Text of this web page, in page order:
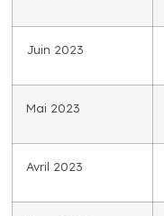
Juin 2023
Mai 2023
Avril 2023